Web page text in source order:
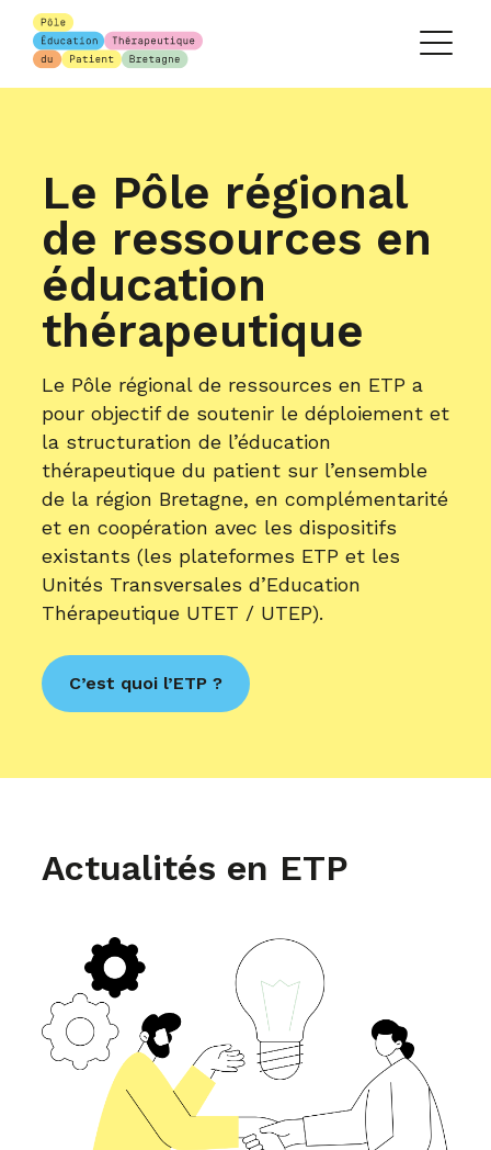
Le Pôle régional
de ressources en
éducation
thérapeutique
Le Pôle régional de ressources en ETP a
pour objectif de soutenir le déploiement et
la structuration de l’éducation
thérapeutique du patient sur l’ensemble
de la région Bretagne, en complémentarité
et en coopération avec les dispositifs
existants (les plateformes ETP et les
Unités Transversales d’Education
Thérapeutique UTET / UTEP).
C’est quoi l’ETP ?
Actualités en ETP